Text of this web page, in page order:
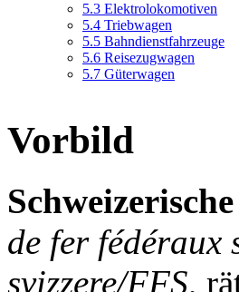
5.3 Elektrolokomotiven
5.4 Triebwagen
5.5 Bahndienstfahrzeuge
5.6 Reisezugwagen
5.7 Güterwagen
Vorbild
de fer fédéraux
svizzere/FFS,